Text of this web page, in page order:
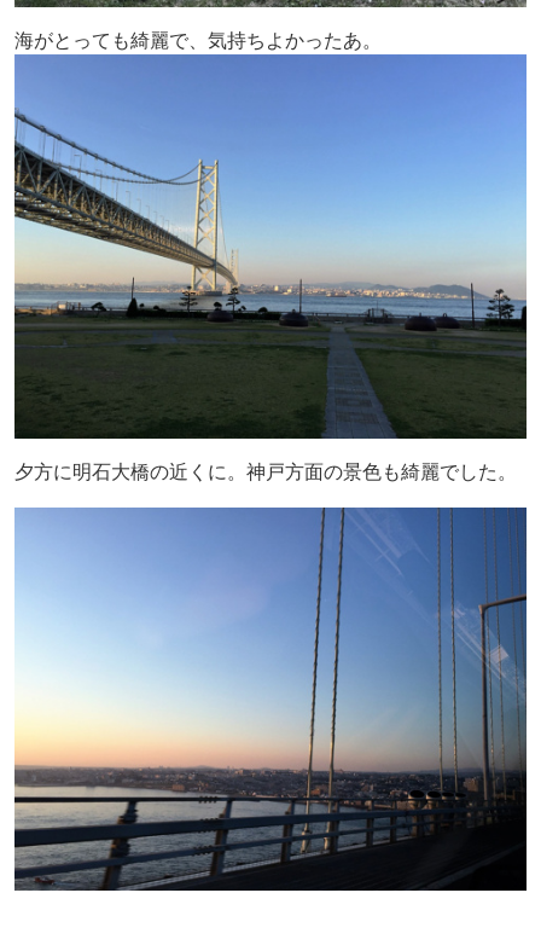
海がとっても綺麗で、気持ちよかったあ。
夕方に明石大橋の近くに。神戸方面の景色も綺麗でした。